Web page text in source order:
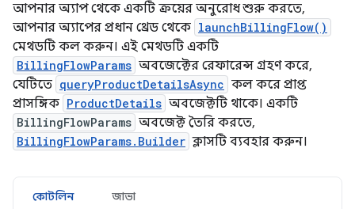
আপনার অ্যাপ থেকে একটি ক্রয়ের অনুরোধ শুরু করতে,
আপনার অ্যাপের প্রধান থ্রেড থেকে launchBillingFlow()
মেথডটি কল করুন। এই মেথডটি একটি
BillingFlowParams অবজেক্টের রেফারেন্স গ্রহণ করে,
যেটিতে queryProductDetailsAsync কল করে প্রাপ্ত
প্রাসঙ্গিক ProductDetails অবজেক্টটি থাকে। একটি
BillingFlowParams অবজেক্ট তৈরি করতে,
BillingFlowParams.Builder ক্লাসটি ব্যবহার করুন।
কোটলিন জাভা